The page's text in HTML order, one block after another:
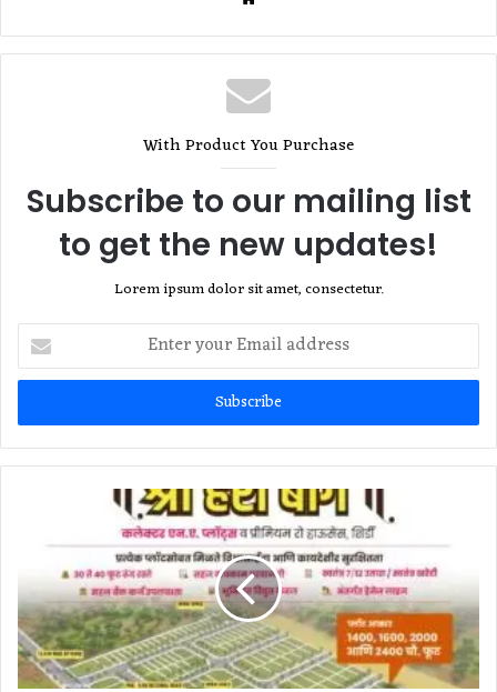
With Product You Purchase
Subscribe to our mailing list
to get the new updates!
Lorem ipsum dolor sit amet, consectetur.
Enter
your
Email